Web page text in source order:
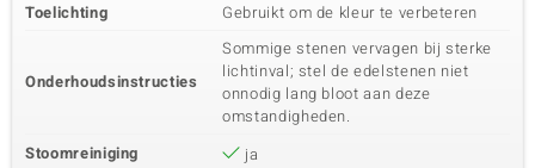
Toelichting
Gebruikt om de kleur te verbeteren
Onderhoudsinstructies
Sommige stenen vervagen bij sterke
lichtinval; stel de edelstenen niet
onnodig lang bloot aan deze
omstandigheden.
Stoomreiniging
ja